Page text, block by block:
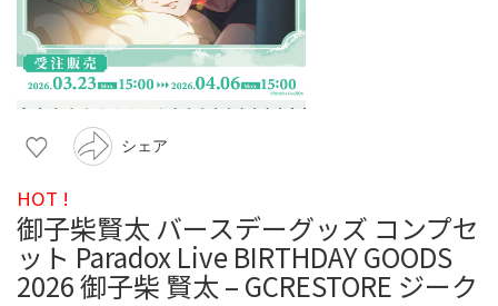
シェア
HOT !
御子柴賢太 バースデーグッズ コンプセ
ット Paradox Live BIRTHDAY GOODS
2026 御子柴 賢太 – GCRESTORE ジーク